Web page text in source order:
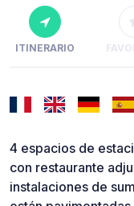
ITINERARIO
4 espacios de
con restaurante
instalaciones de